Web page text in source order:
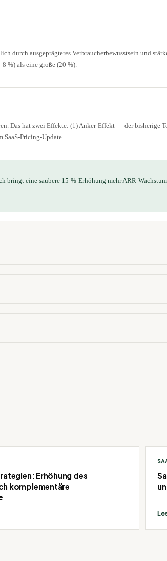
durch ausgeprägteres Verbraucherbewusstsein und
%) als eine große (20 %).
Das hat zwei Effekte: (1) Anker-Effekt — der bisherige
SaaS-Pricing-Update.
eine saubere 15-%-Erhöhung mehr ARR-
Erhöhung des
komplementäre